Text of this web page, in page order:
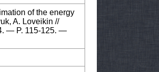
of the energy
A. Loveikin //
— P. 115-125. —